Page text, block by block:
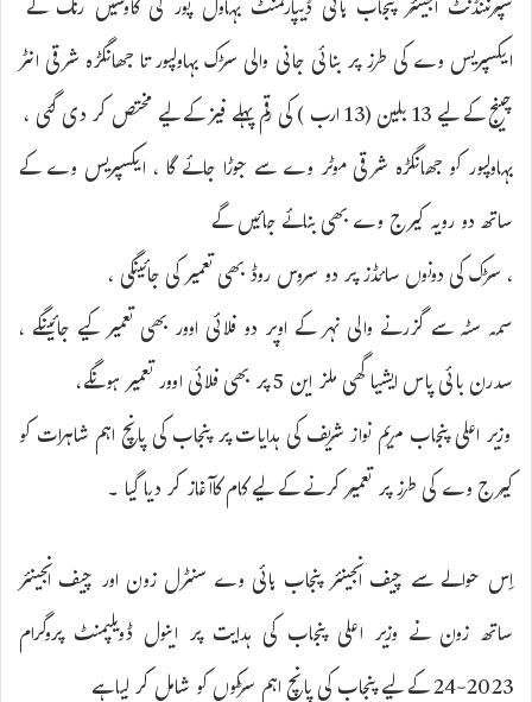
ایکسپریس وے کی طرز پر بنائی جانی والی سڑک بہاولپور تا جھانگڑہ شرقی انٹر
چینج کے لیے 13 بلین (13 ارب ) کی رقم پہلے فیز کے لیے مختص کر دی گئی ،
بہاولپور کو جھانگڑہ شرقی موٹر وے سے جوڑا جائے گا ، ایکسپریس وے کے
ساتھ دو رویہ کیرج وے بھی بنائے جائیں گے
، سڑک کی دونوں سائڈز پر دو سروس روڈ بھی تعمیر کی جائینگی ،
سمہ سٹہ سے گزرنے والی نہر کے اوپر دو فلائی اوور بھی تعمیر کیے جائینگے ،
سدرن بائی پاس ایشیا گھی ملز این 5 پر بھی فلائی اوور تعمیر ہونگے،
وزیر اعلی پنجاب مریم نواز شریف کی ہدایات پر پنجاب کی پانچ اہم شاہرات کو
کیرج وے کی طرز پر تعمیر کرنے کے لیے کام کاآغاز کر دیا گیا ۔
اِس حوالے سے چیف انجینئر پنجاب ہائی وے سنٹرل زون اور چیف انجینئر
ساتھ زون نے وزیر اعلی پنجاب کی ہدایت پر اینول ڈویلپمنٹ پروگرام
2023-24 کے لیے پنجاب کی پانچ اہم سڑکوں کو شامل کر لیا ہے